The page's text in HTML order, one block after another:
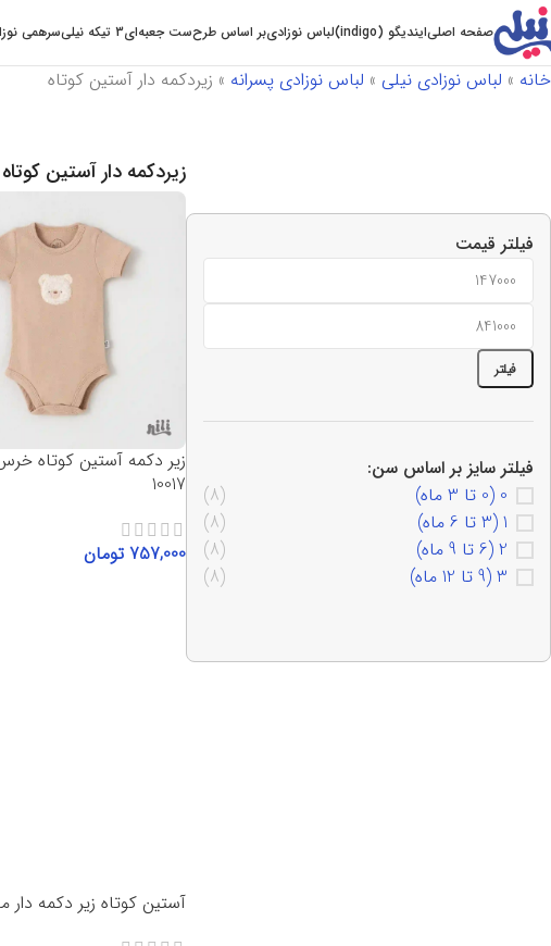
صفحه اصلیایندیگو (indigo) لباس نوزادیبر اساس طرحست جعبه‌ای3 تیکه نیلی سرهمی
خانه » لباس نوزادی نیلی » لباس نوزادی پسرانه » زیردکمه دار آستین کوتاه
فیلتر قیمت
فیلتر
فیلتر سایز بر اساس سن:
0 (0 تا 3 ماه)
(8)
1 (3 تا 6 ماه)
(8)
2 (6 تا 9 ماه)
(8)
3 (9 تا 12 ماه)
(8)
زیردکمه دار آستین کوتاه
زیر دکمه آستین کوتاه
10017
757,000 تومان
آستین کوتاه زیر دکمه دار